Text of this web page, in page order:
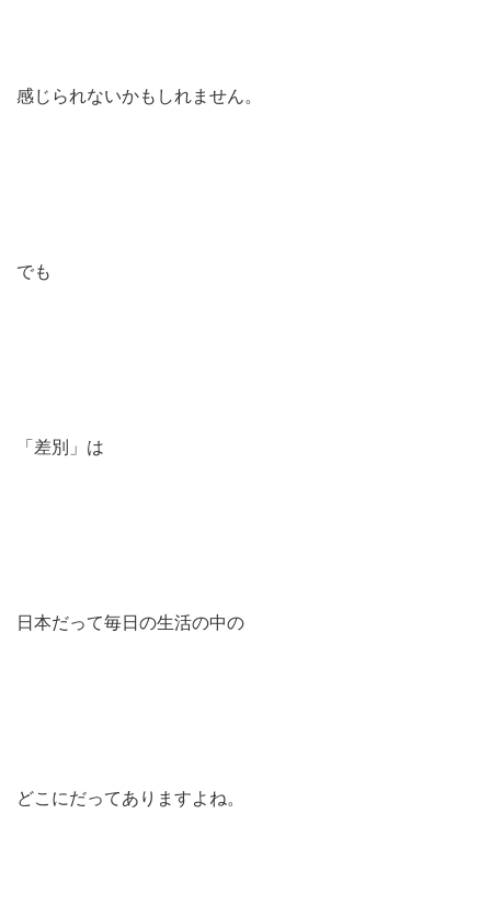
感じられないかもしれません。
でも
「差別」は
日本だって毎日の生活の中の
どこにだってありますよね。